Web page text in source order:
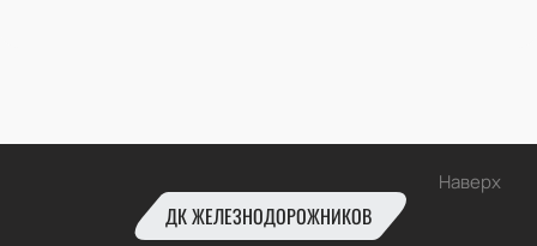
Наверх
ДК ЖЕЛЕЗНОДОРОЖНИКОВ